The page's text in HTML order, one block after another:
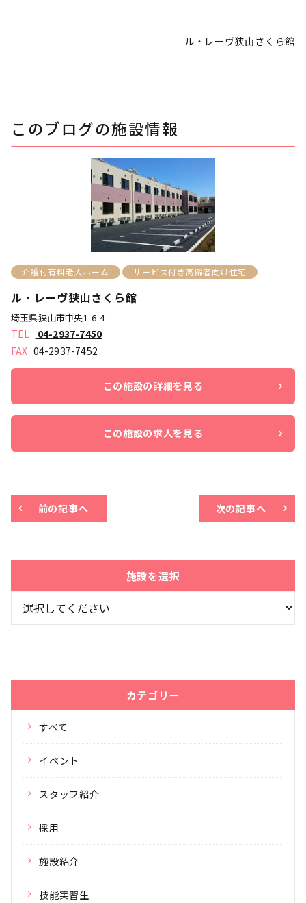
ル・レーヴ狭山さくら館
このブログの施設情報
介護付有料老人ホーム サービス付き高齢者向け住宅
ル・レーヴ狭山さくら館
埼玉県狭山市中央1-6-4
04-2937-7450
04-2937-7452
この施設の詳細を見る
この施設の求人を見る
前の記事へ 次の記事へ
施設を選択
カテゴリー
すべて
イベント
スタッフ紹介
採用
施設紹介
技能実習生